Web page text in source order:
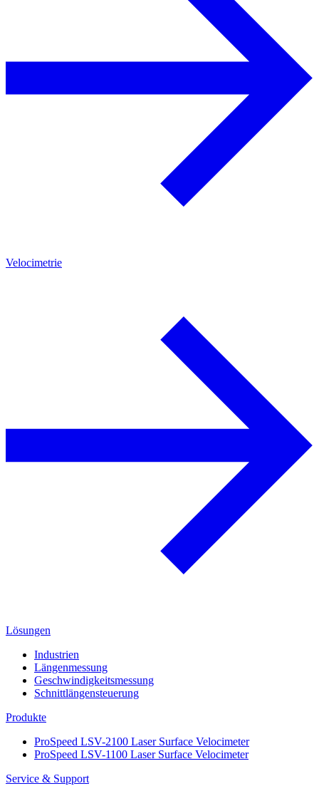
Velocimetrie
Lösungen
Industrien
Längenmessung
Geschwindigkeitsmessung
Schnittlängensteuerung
Produkte
ProSpeed LSV-2100 Laser Surface Velocimeter
ProSpeed LSV-1100 Laser Surface Velocimeter
Service & Support